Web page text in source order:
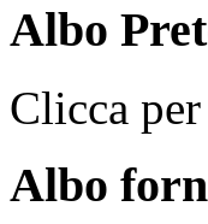
Albo
Clicca
Albo